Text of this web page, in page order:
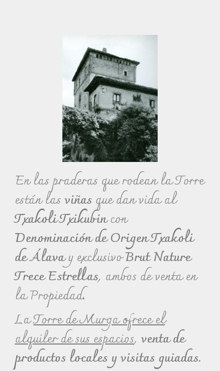
En las praderas que rodean la Torre
están lasviñasque dan vida al
Txakoli Txikubincon
Denominación de Origen Txakoli
de Álavay exclusivoBrut Nature
Trece Estrellas, ambos de venta en
la Propiedad.
LaTorre de Murga ofrece el
alquiler de sus espacios, venta de
productos locales y visitas guiadas.